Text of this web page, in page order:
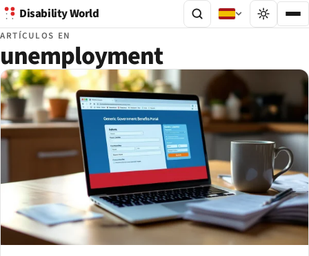
Disability World
ARTÍCULOS EN
unemployment